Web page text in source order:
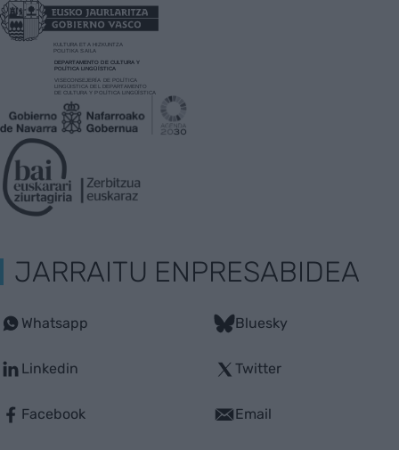
JARRAITU ENPRESABIDEA
Whatsapp
Linkedin
Facebook
Bluesky
Twitter
Email